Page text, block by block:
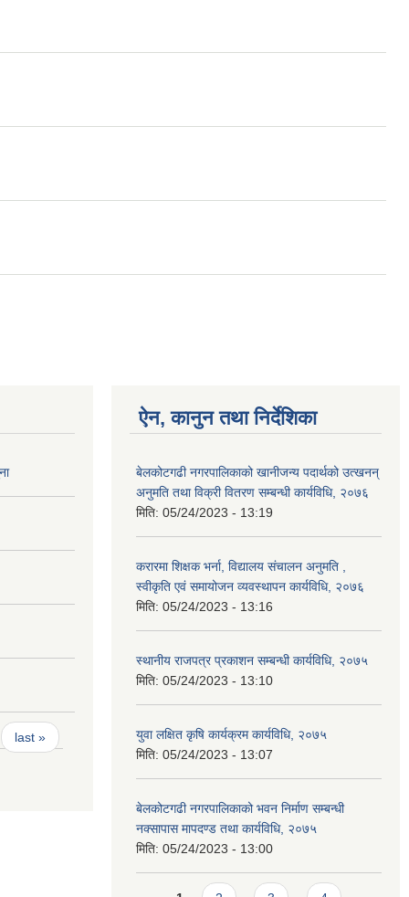
last »
ऐन, कानुन तथा निर्देशिका
बेलकोटगढी नगरपालिकाको खानीजन्य पदार्थको उत्खनन्
अनुमति तथा विक्री वितरण सम्बन्धी कार्यविधि, २०७६
मिति: 05/24/2023 - 13:19
करारमा शिक्षक भर्ना, विद्यालय संचालन अनुमति ,
स्वीकृति एवं समायोजन व्यवस्थापन कार्यविधि, २०७६
मिति: 05/24/2023 - 13:16
स्थानीय राजपत्र प्रकाशन सम्बन्धी कार्यविधि, २०७५
मिति: 05/24/2023 - 13:10
युवा लक्षित कृषि कार्यक्रम कार्यविधि, २०७५
मिति: 05/24/2023 - 13:07
बेलकोटगढी नगरपालिकाको भवन निर्माण सम्बन्धी
नक्सापास मापदण्ड तथा कार्यविधि, २०७५
मिति: 05/24/2023 - 13:00